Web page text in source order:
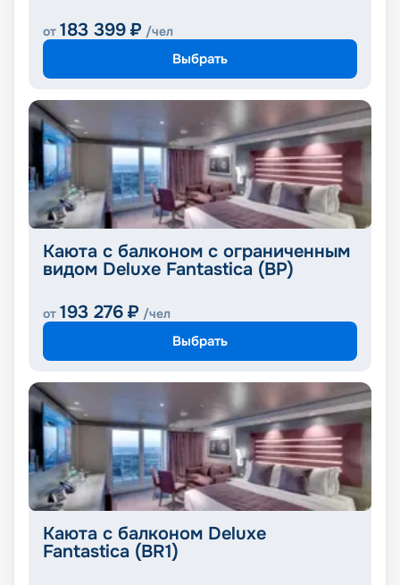
от 183 399 ₽ /чел
Выбрать
Каюта с балконом с ограниченным
видом Deluxe Fantastica (BP)
от 193 276 ₽ /чел
Выбрать
Каюта с балконом Deluxe
Fantastica (BR1)